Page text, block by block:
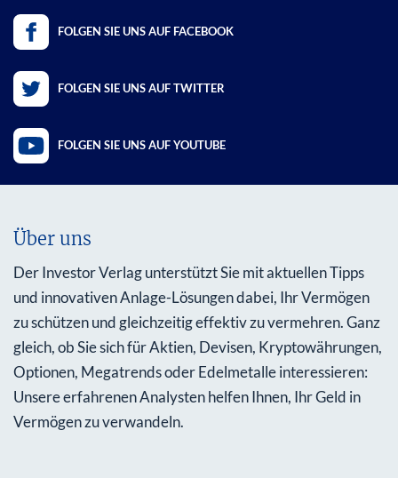
FOLGEN SIE UNS AUF FACEBOOK
FOLGEN SIE UNS AUF TWITTER
FOLGEN SIE UNS AUF YOUTUBE
Über uns
Der Investor Verlag unterstützt Sie mit aktuellen Tipps
und innovativen Anlage-Lösungen dabei, Ihr Vermögen
zu schützen und gleichzeitig effektiv zu vermehren. Ganz
gleich, ob Sie sich für Aktien, Devisen, Kryptowährungen,
Optionen, Megatrends oder Edelmetalle interessieren:
Unsere erfahrenen Analysten helfen Ihnen, Ihr Geld in
Vermögen zu verwandeln.